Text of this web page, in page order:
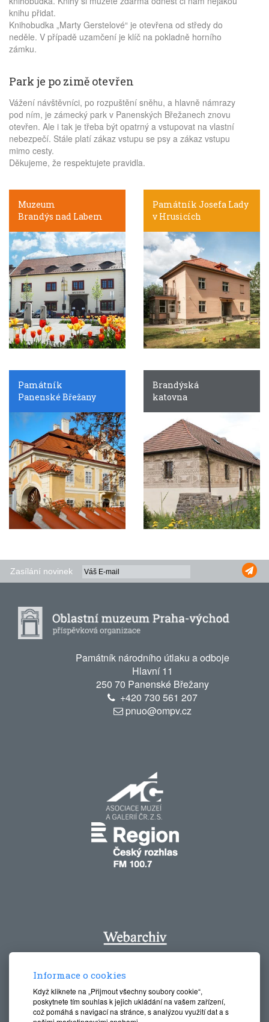
knihu přidat.
Knihobudka „Marty Gerstelové“ je otevřena od středy do
neděle. V případě uzamčení je klíč na pokladně horního
zámku.
Park je po zimě otevřen
Vážení návštěvníci, po rozpuštění sněhu, a hlavně námrazy
pod ním, je zámecký park v Panenských Břežanech znovu
otevřen. Ale i tak je třeba být opatrný a vstupovat na vlastní
nebezpečí. Stále platí zákaz vstupu se psy a zákaz vstupu
mimo cesty.
Děkujeme, že respektujete pravidla.
Muzeum
Brandýs nad Labem
Památník Josefa Lady
v Hrusicích
Památník
Panenské Břežany
Brandýská
katovna
Zasílání novinek
Památník národního útlaku a odboje
Hlavní 11
250 70 Panenské Břežany
+420 730 561 207
pnuo@ompv.cz
Informace o cookies
Když kliknete na „Přijmout všechny soubory cookie“,
poskytnete tím souhlas k jejich ukládání na vašem zařízení,
což pomáhá s navigací na stránce, s analýzou využití dat a s